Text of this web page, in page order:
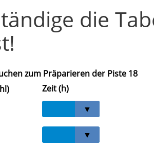
die
zum Präparieren der Piste 18
Zeit (h)